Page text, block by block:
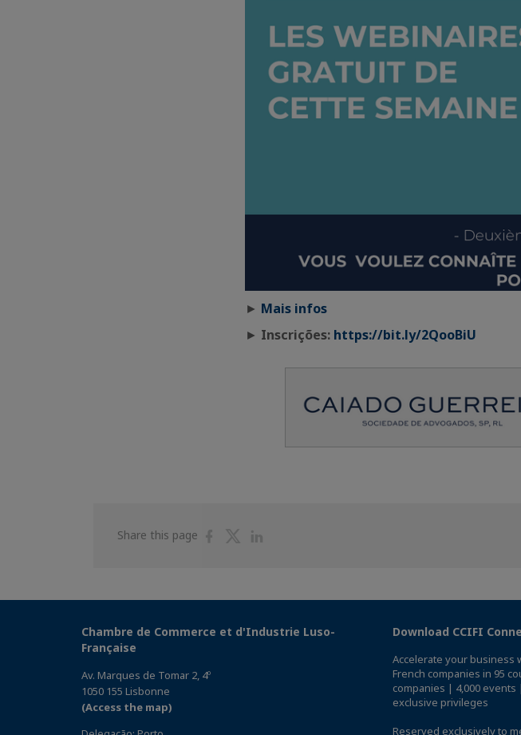
► Mais infos
► Inscrições: https://bit.ly/2QooBiU
Share this page
ShareShare
Chambre de Commerce et d'Industrie Luso-
Française
Av. Marques de Tomar 2, 4º
1050 155 Lisbonne
(Access the map)
Download CCIFI
Accelerate your business
French companies in 95
companies | 4,000
exclusive privileges
Reserved exclusively to